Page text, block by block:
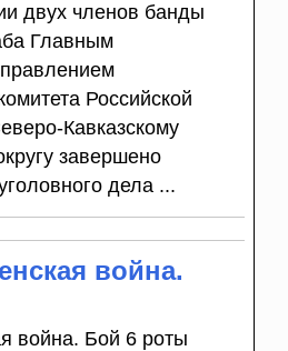
двух членов банды
Главным
Российской
Кавказскому
завершено
дела ...
война.
война. Бой 6 роты